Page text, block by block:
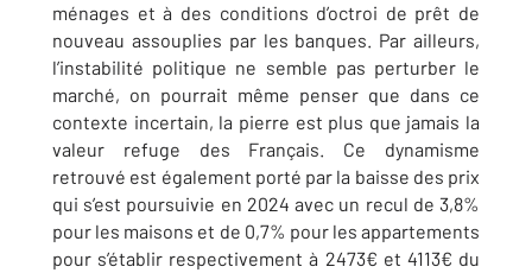
ménages et à des conditions d’octroi de prêt de
nouveau assouplies par les banques. Par ailleurs,
l’instabilité politique ne semble pas perturber le
marché, on pourrait même penser que dans ce
contexte incertain, la pierre est plus que jamais la
valeur refuge des Français. Ce dynamisme
retrouvé est également porté par la baisse des prix
qui s’est poursuivie en 2024 avec un recul de 3,8%
pour les maisons et de 0,7% pour les appartements
pour s’établir respectivement à 2473€ et 4113€ du